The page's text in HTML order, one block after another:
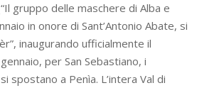
gruppo delle maschere di Alba e
in onore di Sant’Antonio Abate, si
inaugurando ufficialmente il
per San Sebastiano, i
spostano a Penìa. L’intera Val di